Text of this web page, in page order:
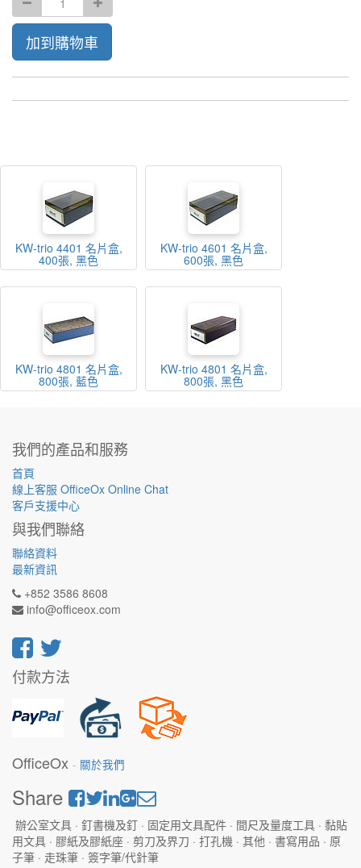
加到購物車
KW-trio 4401 名片盒,
400張, 黑色
KW-trio 4601 名片盒,
600張, 黑色
KW-trio 4801 名片盒,
800張, 藍色
KW-trio 4801 名片盒,
800張, 黑色
我們的產品和服務
首頁
線上客服 OfficeOx Online Chat
客戶支援中心
與我們聯絡
聯絡資料
最新資訊
+852 3586 8608
info@officeox.com
付款方法
OfficeOx - 關於我們
Share
辦公室文具 · 釘書機及釘 · 固定用文具配件 · 間尺及量度工具 · 黏貼
用文具 · 膠紙及膠紙座 · 剪刀及界刀 · 打孔機 · 其他 · 書寫用品 · 原
子筆 · 走珠筆 · 簽字筆/代針筆